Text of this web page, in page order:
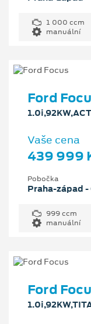
1 000 ccm
manuální
Ford
Vaše cena
439 999
Pobočka
Praha-západ -
999 ccm
manuální
Ford